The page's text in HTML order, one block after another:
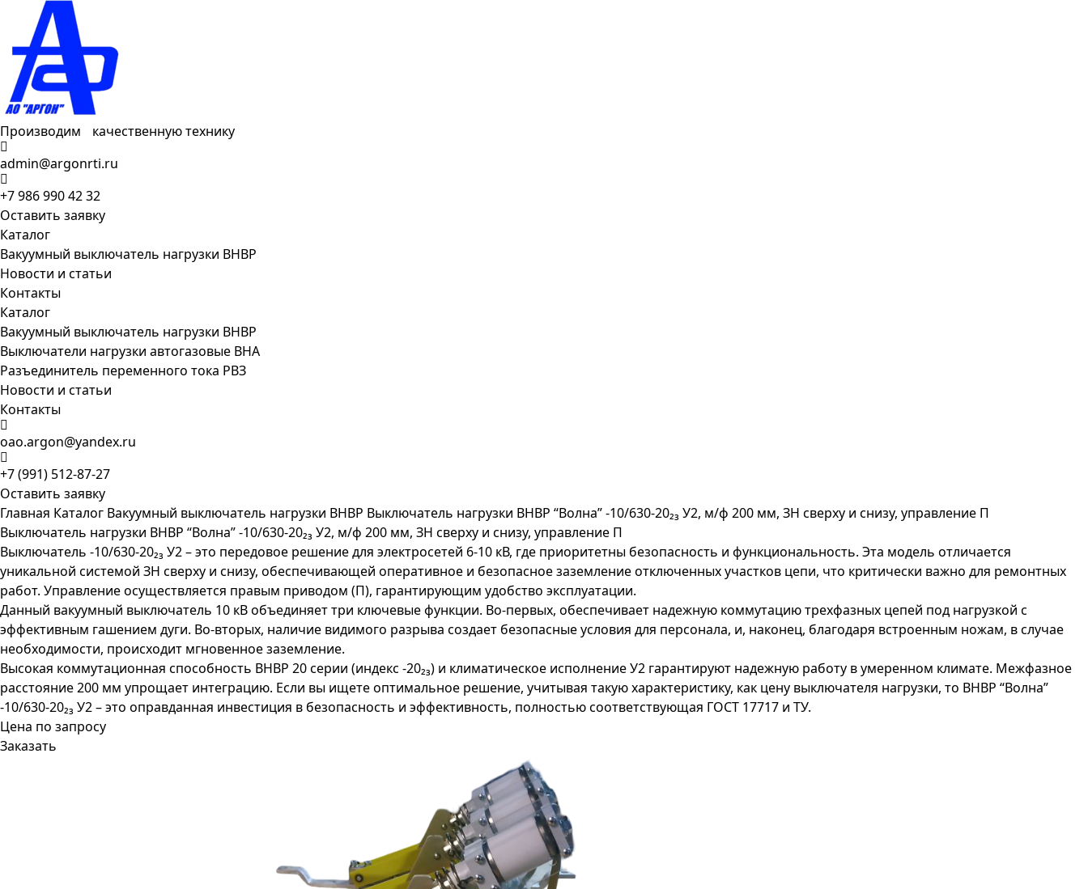
Производим качественную технику
admin@argonrti.ru
+7 986 990 42 32
Оставить заявку
Каталог
Вакуумный выключатель нагрузки ВНВР
Новости и статьи
Контакты
Каталог
Вакуумный выключатель нагрузки ВНВР
Выключатели нагрузки автогазовые ВНА
Разъединитель переменного тока РВЗ
Новости и статьи
Контакты
oao.argon@yandex.ru
+7 (991) 512-87-27
Оставить заявку
Главная Каталог Вакуумный выключатель нагрузки ВНВР Выключатель нагрузки ВНВР “Волна” -10/630-20₂₃ У2, м/ф 200 мм, ЗН сверху и снизу, управление П
Выключатель нагрузки ВНВР “Волна” -10/630-20₂₃ У2, м/ф 200 мм, ЗН сверху и снизу, управление П
Выключатель -10/630-20₂₃ У2 – это передовое решение для электросетей 6-10 кВ, где приоритетны безопасность и функциональность. Эта модель отличается
уникальной системой ЗН сверху и снизу, обеспечивающей оперативное и безопасное заземление отключенных участков цепи, что критически важно для ремонтных
работ. Управление осуществляется правым приводом (П), гарантирующим удобство эксплуатации.
Данный вакуумный выключатель 10 кВ объединяет три ключевые функции. Во-первых, обеспечивает надежную коммутацию трехфазных цепей под нагрузкой с
эффективным гашением дуги. Во-вторых, наличие видимого разрыва создает безопасные условия для персонала, и, наконец, благодаря встроенным ножам, в случае
необходимости, происходит мгновенное заземление.
Высокая коммутационная способность ВНВР 20 серии (индекс -20₂₃) и климатическое исполнение У2 гарантируют надежную работу в умеренном климате. Межфазное
расстояние 200 мм упрощает интеграцию. Если вы ищете оптимальное решение, учитывая такую характеристику, как цену выключателя нагрузки, то ВНВР “Волна”
-10/630-20₂₃ У2 – это оправданная инвестиция в безопасность и эффективность, полностью соответствующая ГОСТ 17717 и ТУ.
Цена по запросу
Заказать